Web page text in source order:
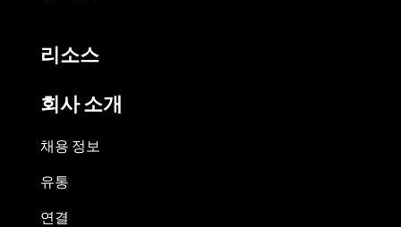
리소스
회사 소개
채용 정보
유통
연결